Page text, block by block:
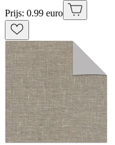
Prijs: 0.99 euro